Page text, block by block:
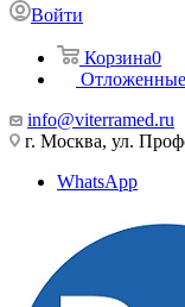
Войти
Корзина0
Отложенные
info@viterramed.ru
г. Москва, ул.
WhatsApp